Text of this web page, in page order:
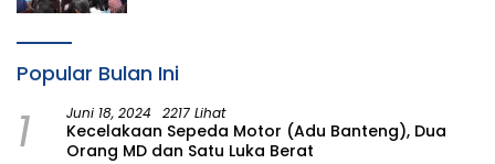
Popular Bulan Ini
1 Juni 18, 2024 2217 Lihat
Kecelakaan Sepeda Motor (Adu Banteng), Dua
Orang MD dan Satu Luka Berat